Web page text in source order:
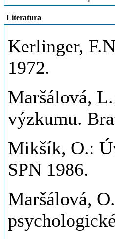
Literatura
Kerlinger,
1972.
Maršálová,
výzkumu.
Mikšík, O.:
SPN 1986.
Maršálová,